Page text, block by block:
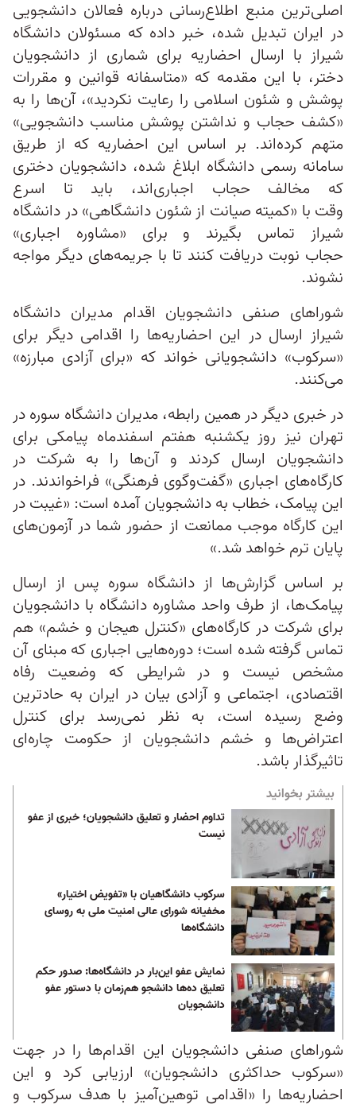
اصلی‌ترین منبع اطلاع‌رسانی درباره فعالان دانشجویی
در ایران تبدیل شده، خبر داده که مسئولان دانشگاه
شیراز با ارسال احضاریه برای شماری از دانشجویان
دختر، با این مقدمه که «متاسفانه قوانین و مقررات
پوشش و شئون اسلامی را رعایت نکردید»، آن‌ها را به
«کشف حجاب و نداشتن پوشش مناسب دانشجویی»
متهم کرده‌اند. بر اساس این احضاریه که از طریق
سامانه رسمی دانشگاه ابلاغ شده، دانشجویان دختری
که مخالف حجاب اجباری‌اند، باید تا اسرع
وقت با «کمیته صیانت از شئون دانشگاهی» در دانشگاه
شیراز تماس بگیرند و برای «مشاوره اجباری»
حجاب نوبت دریافت کنند تا با جریمه‌های دیگر مواجه
نشوند.
شوراهای صنفی دانشجویان اقدام مدیران دانشگاه
شیراز ارسال در این احضاریه‌ها را اقدامی دیگر برای
«سرکوب» دانشجویانی خواند که «برای آزادی مبارزه»
می‌کنند.
در خبری دیگر در همین رابطه، مدیران دانشگاه سوره در
تهران نیز روز یکشنبه هفتم اسفندماه پیامکی برای
دانشجویان ارسال کردند و آن‌ها را به شرکت در
کارگاه‌های اجباری «گفت‌وگوی فرهنگی» فراخواندند. در
این پیامک، خطاب به دانشجویان آمده است: «غیبت در
این کارگاه موجب ممانعت از حضور شما در آزمون‌های
پایان ترم خواهد شد.»
بر اساس گزارش‌ها از دانشگاه سوره پس از ارسال
پیامک‌ها، از طرف واحد مشاوره‌ دانشگاه با دانشجویان
برای شرکت در کارگاه‌های «کنترل هیجان و خشم»‌ هم
تماس گرفته شده است؛ دوره‌هایی اجباری که مبنای آن
مشخص نیست و در شرایطی که وضعیت رفاه
اقتصادی، اجتماعی و آزادی بیان در ایران به حادترین
وضع رسیده است، به نظر نمی‌رسد برای کنترل
اعتراض‌ها و خشم دانشجویان از حکومت چاره‌ای
تاثیرگذار باشد.
بیشتر بخوانید
تداوم احضار و تعلیق دانشجویان؛ خبری از عفو
نیست
سرکوب دانشگاهیان با «تفویض اختیار»
مخفیانه شورای عالی امنیت ملی به روسای
دانشگاه‌ها
نمایش عفو این‌بار در دانشگاه‌ها: صدور حکم
تعلیق ده‌ها دانشجو هم‌زمان با دستور عفو
دانشجویان
شوراهای صنفی دانشجویان این اقدام‌ها را در جهت
«سرکوب حداکثری دانشجویان» ارزیابی کرد و این
احضاریه‌ها را «اقدامی توهین‌آمیز با هدف سرکوب و